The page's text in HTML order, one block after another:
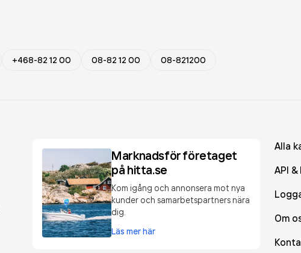
+468-82 12 00 08-82 12 00 08-821200
Marknadsför företaget
på hitta.se
Kom igång och annonsera mot nya
kunder och samarbetspartners nära
dig.
Läs mer här
Alla
API
Om